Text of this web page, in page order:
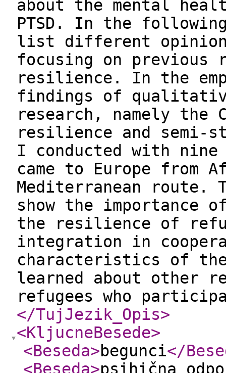
about the mental
PTSD. In the
list different
focusing on previous
resilience. In the
findings of
research, namely the
resilience and semi-
I conducted with
came to Europe from
Mediterranean route.
show the
the resilience of
integration in
characteristics of
learned about other
refugees who
</TujJezik_Opis>
<KljucneBesede>
<Beseda>begunci</
<Beseda>psihična